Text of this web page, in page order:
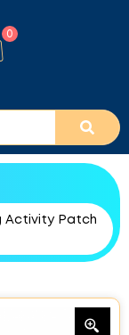
0
Activity Patch